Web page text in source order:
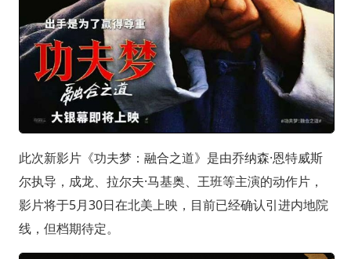
此次新影片《功夫梦：融合之道》是由乔纳森·恩特威斯
尔执导，成龙、拉尔夫·马基奥、王班等主演的动作片，
影片将于5月30日在北美上映，目前已经确认引进内地院
线，但档期待定。